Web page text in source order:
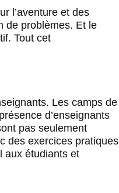
l’aventure et des
de problèmes. Et le
Tout cet
Les camps de
d’enseignants
pas seulement
des exercices pratiques
aux étudiants et